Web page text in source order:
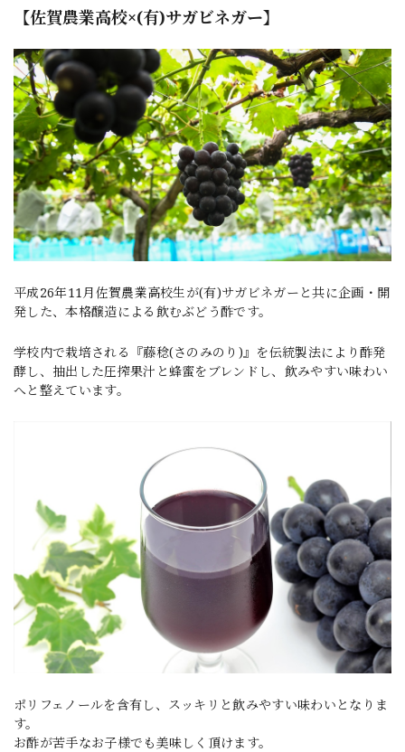
【佐賀農業高校×(有)サガビネガー】
平成26年11月佐賀農業高校生が(有)サガビネガーと共に企画・開
発した、本格醸造による飲むぶどう酢です。
学校内で栽培される『藤稔(さのみのり)』を伝統製法により酢発
酵し、抽出した圧搾果汁と蜂蜜をブレンドし、飲みやすい味わい
へと整えています。
ポリフェノールを含有し、スッキリと飲みやすい味わいとなりま
す。
お酢が苦手なお子様でも美味しく頂けます。